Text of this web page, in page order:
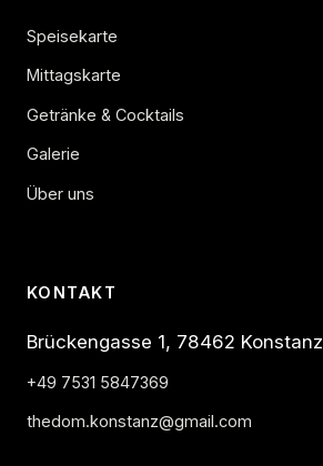
Speisekarte
Mittagskarte
Getränke & Cocktails
Galerie
Über uns
KONTAKT
Brückengasse 1, 78462 Konstanz
+49 7531 5847369
thedom.konstanz@gmail.com